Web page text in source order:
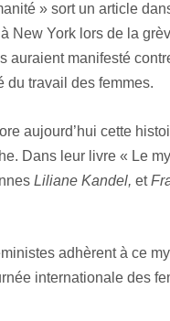
» sort un article
New York lors de la
auraient manifesté
du travail des femmes.
aujourd’hui cette
Dans leur livre « Le
Liliane Kandel, et
adhèrent à ce
internationale des